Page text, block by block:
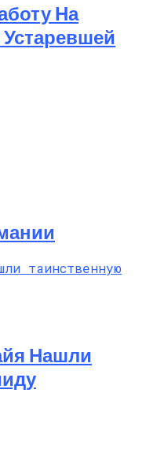
На
Нашли